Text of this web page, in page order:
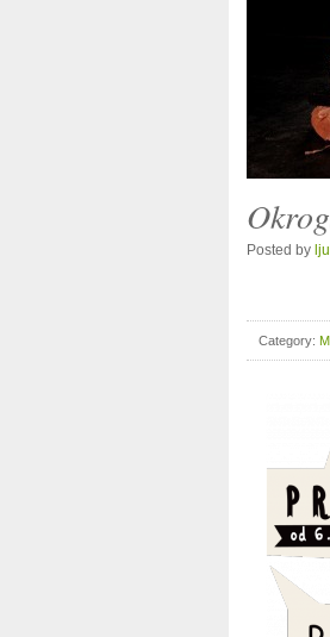
Posted by
Category: